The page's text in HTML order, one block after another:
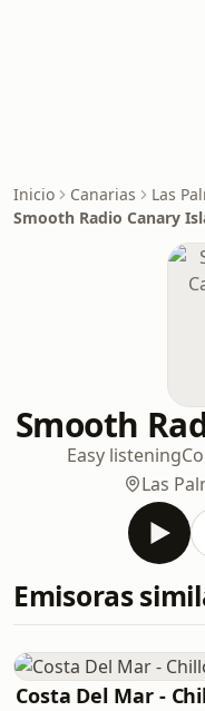
Inicio Canarias
Las
Smooth Radio Canary
Smooth
Easy listening
Las
Emisoras